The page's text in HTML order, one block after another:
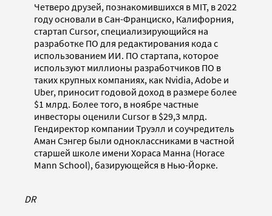
Четверо друзей, познакомившихся в MIT, в 2022
году основали в Сан-Франциско, Калифорния,
стартап Cursor, специализирующийся на
разработке ПО для редактирования кода с
использованием ИИ. ПО стартапа, которое
используют миллионы разработчиков ПО в
таких крупных компаниях, как Nvidia, Adobe и
Uber, приносит годовой доход в размере более
$1 млрд. Более того, в ноябре частные
инвесторы оценили Cursor в $29,3 млрд.
Гендиректор компании Труэлл и соучредитель
Аман Сэнгер были одноклассниками в частной
старшей школе имени Хораса Манна (Horace
Mann School), базирующейся в Нью-Йорке.
DR